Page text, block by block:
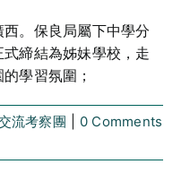
。保良局屬下中學分
締結為姊妹學校，走
學習氛圍；
流考察團
0 Comments